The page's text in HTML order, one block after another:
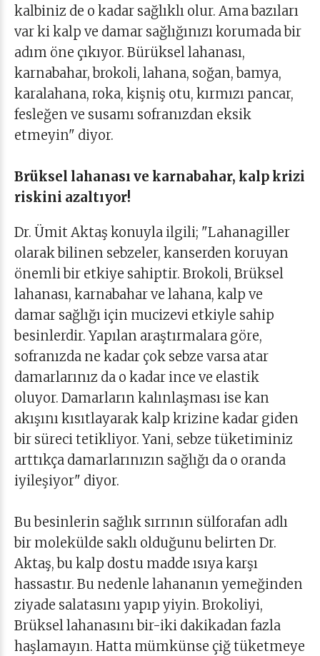
kalbiniz de o kadar sağlıklı olur. Ama bazıları
var ki kalp ve damar sağlığınızı korumada bir
adım öne çıkıyor. Bürüksel lahanası,
karnabahar, brokoli, lahana, soğan, bamya,
karalahana, roka, kişniş otu, kırmızı pancar,
fesleğen ve susamı sofranızdan eksik
etmeyin" diyor.
Brüksel lahanası ve karnabahar, kalp krizi
riskini azaltıyor!
Dr. Ümit Aktaş konuyla ilgili; "Lahanagiller
olarak bilinen sebzeler, kanserden koruyan
önemli bir etkiye sahiptir. Brokoli, Brüksel
lahanası, karnabahar ve lahana, kalp ve
damar sağlığı için mucizevi etkiyle sahip
besinlerdir. Yapılan araştırmalara göre,
sofranızda ne kadar çok sebze varsa atar
damarlarınız da o kadar ince ve elastik
oluyor. Damarların kalınlaşması ise kan
akışını kısıtlayarak kalp krizine kadar giden
bir süreci tetikliyor. Yani, sebze tüketiminiz
arttıkça damarlarınızın sağlığı da o oranda
iyileşiyor" diyor.
Bu besinlerin sağlık sırrının sülforafan adlı
bir molekülde saklı olduğunu belirten Dr.
Aktaş, bu kalp dostu madde ısıya karşı
hassastır. Bu nedenle lahananın yemeğinden
ziyade salatasını yapıp yiyin. Brokoliyi,
Brüksel lahanasını bir-iki dakikadan fazla
haşlamayın. Hatta mümkünse çiğ tüketmeye